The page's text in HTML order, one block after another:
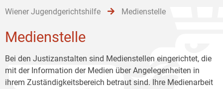
Wiener Jugendgerichtshilfe Medienstelle
Medienstelle
Bei den Justizanstalten sind Medienstellen eingerichtet, die
mit der Information der Medien über Angelegenheiten in
ihrem Zuständigkeitsbereich betraut sind. Ihre Medienarbeit